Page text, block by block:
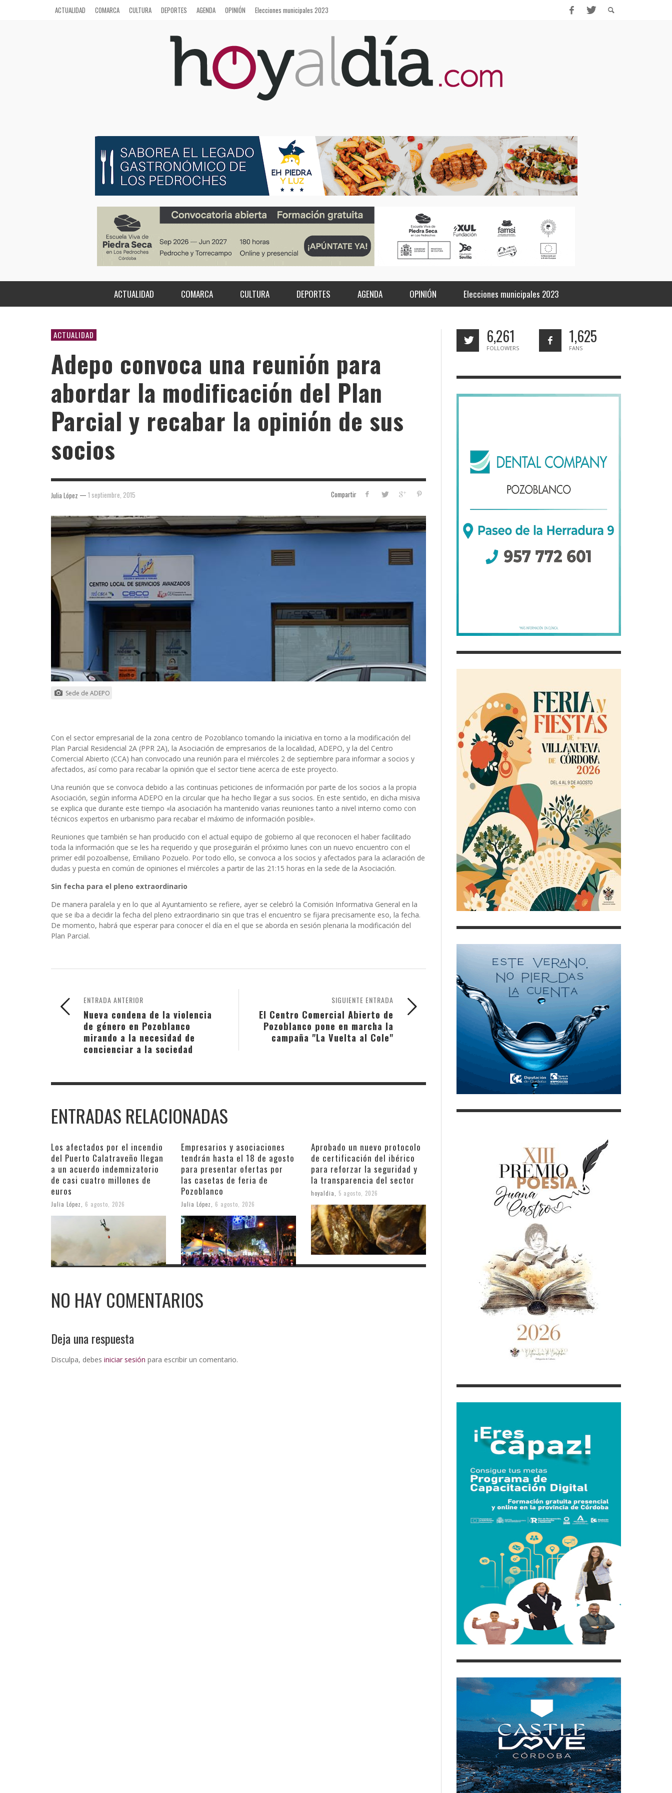
ACTUALIDAD COMARCA CULTURA DEPORTES AGENDA OPINIÓN Elecciones municipales 2023
ACTUALIDAD COMARCA CULTURA DEPORTES AGENDA OPINIÓN Elecciones municipales 2023
ACTUALIDAD
Adepo convoca una reunión para
abordar la modificación del Plan
Parcial y recabar la opinión de sus
socios
Compartir
Julia López — 1 septiembre, 2015
Sede de ADEPO
Con el sector empresarial de la zona centro de Pozoblanco tomando la iniciativa en torno a la modificación del
Plan Parcial Residencial 2A (PPR 2A), la Asociación de empresarios de la localidad, ADEPO, y la del Centro
Comercial Abierto (CCA) han convocado una reunión para el miércoles 2 de septiembre para informar a socios y
afectados, así como para recabar la opinión que el sector tiene acerca de este proyecto.
Una reunión que se convoca debido a las continuas peticiones de información por parte de los socios a la propia
Asociación, según informa ADEPO en la circular que ha hecho llegar a sus socios. En este sentido, en dicha misiva
se explica que durante este tiempo «la asociación ha mantenido varias reuniones tanto a nivel interno como con
técnicos expertos en urbanismo para recabar el máximo de información posible».
Reuniones que también se han producido con el actual equipo de gobierno al que reconocen el haber facilitado
toda la información que se les ha requerido y que proseguirán el próximo lunes con un nuevo encuentro con el
primer edil pozoalbense, Emiliano Pozuelo. Por todo ello, se convoca a los socios y afectados para la aclaración de
dudas y puesta en común de opiniones el miércoles a partir de las 21:15 horas en la sede de la Asociación.
Sin fecha para el pleno extraordinario
De manera paralela y en lo que al Ayuntamiento se refiere, ayer se celebró la Comisión Informativa General en la
que se iba a decidir la fecha del pleno extraordinario sin que tras el encuentro se fijara precisamente eso, la fecha.
De momento, habrá que esperar para conocer el día en el que se aborda en sesión plenaria la modificación del
Plan Parcial.
SIGUIENTE ENTRADA
El Centro Comercial Abierto de
Pozoblanco pone en marcha la
campaña "La Vuelta al Cole"
ENTRADA ANTERIOR
Nueva condena de la violencia
de género en Pozoblanco
mirando a la necesidad de
concienciar a la sociedad
ENTRADAS RELACIONADAS
Los afectados por el incendio
del Puerto Calatraveño llegan
a un acuerdo indemnizatorio
de casi cuatro millones de
euros
Julia López 6 agosto, 2026
Empresarios y asociaciones
tendrán hasta el 18 de agosto
para presentar ofertas por
las casetas de feria de
Pozoblanco
Julia López 6 agosto, 2026
Aprobado un nuevo protocolo
de certificación del ibérico
para reforzar la seguridad y
la transparencia del sector
hoyaldia 5 agosto, 2026
NO HAY COMENTARIOS
Deja una respuesta
Disculpa, debes iniciar sesión para escribir un comentario.
6,261
FOLLOWERS
1,625
FANS